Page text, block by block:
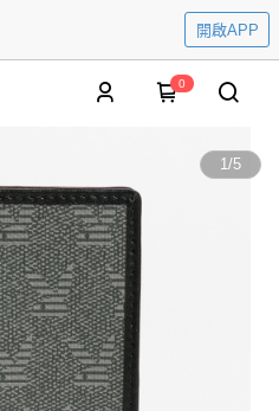
開啟APP
0
1/5